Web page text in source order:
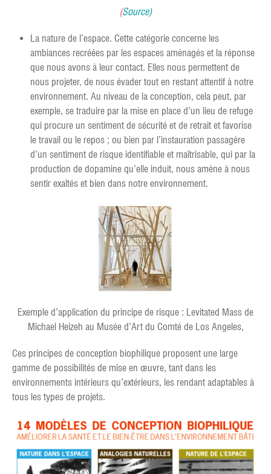
(Source)
La nature de l’espace. Cette catégorie concerne les
ambiances recréées par les espaces aménagés et la réponse
que nous avons à leur contact. Elles nous permettent de
nous projeter, de nous évader tout en restant attentif à notre
environnement. Au niveau de la conception, cela peut, par
exemple, se traduire par la mise en place d’un lieu de refuge
qui procure un sentiment de sécurité et de retrait et favorise
le travail ou le repos ; ou bien par l’instauration passagère
d’un sentiment de risque identifiable et maîtrisable, qui par la
production de dopamine qu’elle induit, nous amène à nous
sentir exaltés et bien dans notre environnement.
Exemple d’application du principe de risque : Levitated Mass de
Michael Heizeh au Musée d’Art du Comté de Los Angeles,
Ces principes de conception biophilique proposent une large
gamme de possibilités de mise en œuvre, tant dans les
environnements intérieurs qu’extérieurs, les rendant adaptables à
tous les types de projets.